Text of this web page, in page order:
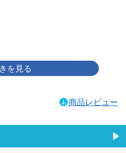
商品レビュー